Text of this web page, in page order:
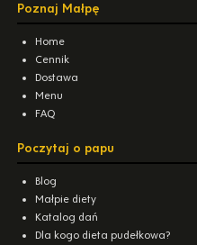
Poznaj Małpę
Home
Cennik
Dostawa
Menu
FAQ
Poczytaj o papu
Blog
Małpie diety
Katalog dań
Dla kogo dieta pudełkowa?